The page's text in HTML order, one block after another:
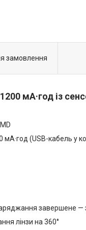
замовлення
мА·год із
(USВ-кабель у
завершене —
лінзи на 360°